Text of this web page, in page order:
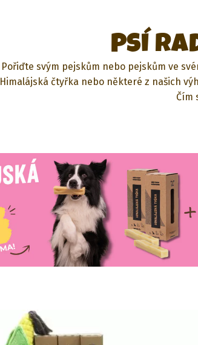
Psí
Pořiďte svým pejskům nebo pejskům ve
Himalájská čtyřka nebo některé z našich
Čím